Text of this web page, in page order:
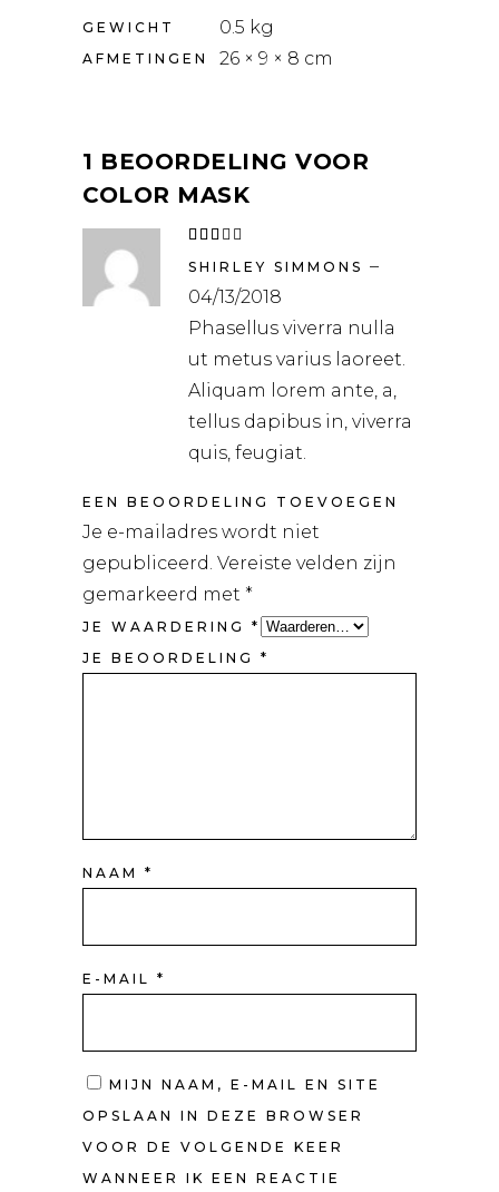
GEWICHT 0.5 kg
AFMETINGEN 26 × 9 × 8 cm
1 BEOORDELING VOOR
COLOR MASK
uit
SHIRLEY SIMMONS –
04/13/2018
Phasellus viverra nulla
ut metus varius laoreet.
Aliquam lorem ante, a,
tellus dapibus in, viverra
quis, feugiat.
EEN BEOORDELING TOEVOEGEN
Je e-mailadres wordt niet
gepubliceerd. Vereiste velden zijn
gemarkeerd met *
JE WAARDERING *
JE BEOORDELING *
NAAM *
E-MAIL *
MIJN NAAM, E-MAIL EN SITE
OPSLAAN IN DEZE BROWSER
VOOR DE VOLGENDE KEER
WANNEER IK EEN REACTIE